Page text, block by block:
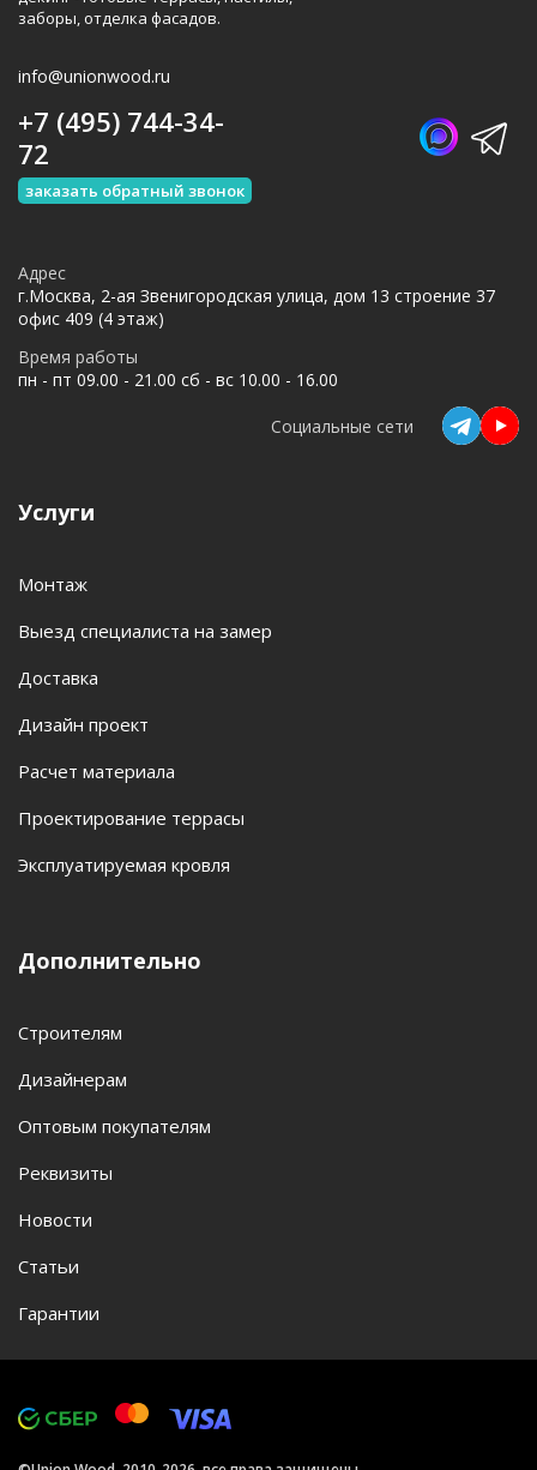
заборы, отделка фасадов.
info@unionwood.ru
Услуги
Монтаж
Выезд специалиста на замер
Доставка
Дизайн проект
Расчет материала
Проектирование террасы
Эксплуатируемая кровля
Дополнительно
Строителям
Дизайнерам
Оптовым покупателям
Реквизиты
Новости
Статьи
Гарантии
+7 (495) 744-34-
72
заказать обратный звонок
Адрес
г.Москва, 2-ая Звенигородская улица, дом 13 строение 37
офис 409 (4 этаж)
Время работы
пн - пт 09.00 - 21.00 сб - вс 10.00 - 16.00
Социальные сети